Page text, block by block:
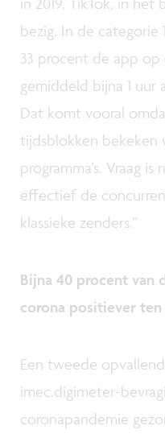
bezig. In de
33 procent de app op
gemiddeld bijna 1 uur
Dat komt vooral
tijdsblokken bekeken
programma’s. Vraag
effectief de
klassieke zenders.”
Bijna 40 procent van
corona positiever
Een tweede
imec.digimeter-
coronapandemie